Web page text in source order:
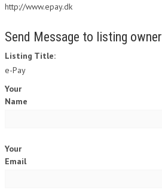
http://www.epay.dk
Send Message to listing owner
Listing Title:
e-Pay
Your
Name
Your
Email